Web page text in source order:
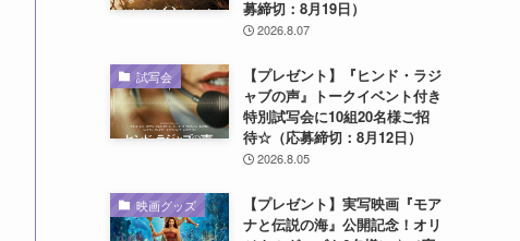
募締切：8月19日）
2026.8.07
試写会
【プレゼント】『ヒンド・ラジ
ャブの声』トークイベント付き
特別試写会に10組20名様ご招
待☆（応募締切：8月12日）
2026.8.05
映画グッズ
【プレゼント】実写映画『モア
ナと伝説の海』公開記念！オリ